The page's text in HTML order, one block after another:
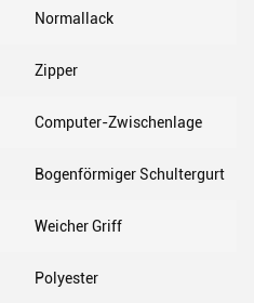
Normallack
Zipper
Computer-Zwischenlage
Bogenförmiger Schultergurt
Weicher Griff
Polyester